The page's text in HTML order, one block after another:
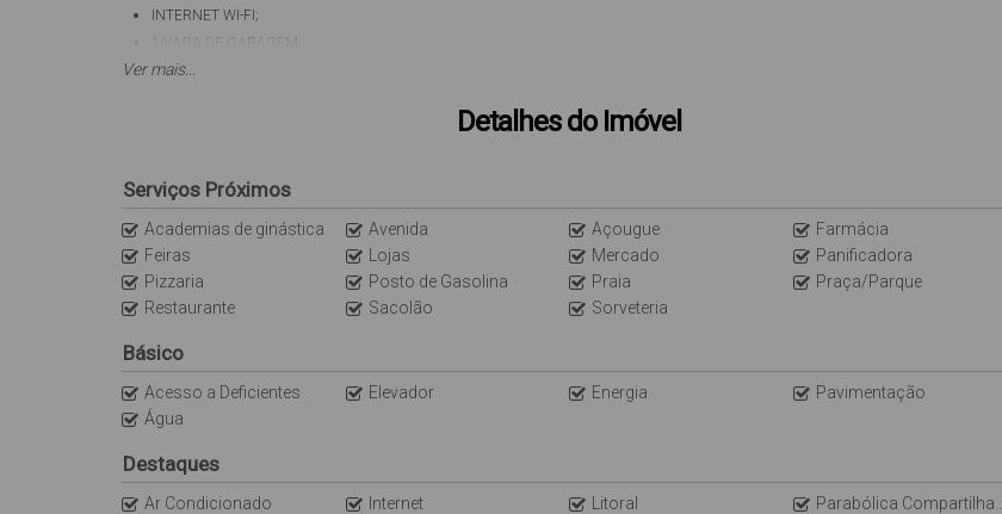
INTERNET WI-FI;
1 VAGA DE GARAGEM;
Obs: A internet é uma cortesia do imóvel (sem custo/locatário). Não nos responsabilizamos por quedas e oscilações.
Ver mais...
Detalhes do Imóvel
Serviços Próximos
Academias de ginástica Avenida Açougue
Farmácia
Feiras
Lojas Mercado
Panificadora
Pizzaria
Posto de Gasolina Praia
Praça/Parque
Restaurante
Sacolão Sorveteria
Básico
Acesso a Deficientes Elevador Energia
Pavimentação
Água
Destaques
Ar Condicionado Internet Litoral
Parabólica Compartilhada